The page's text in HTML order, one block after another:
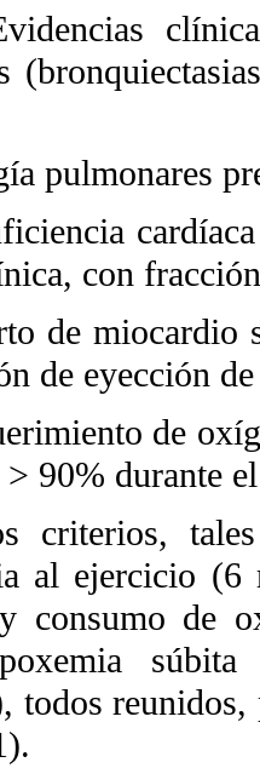
clínicas
pulmonares
cardíaca
con
de miocardio
de eyección
de
> 90% durante
tales
al ejercicio (6
consumo de
todos